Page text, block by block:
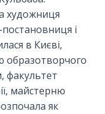
художниця
і
в Києві,
образотворчого
факультет
майстерню
як